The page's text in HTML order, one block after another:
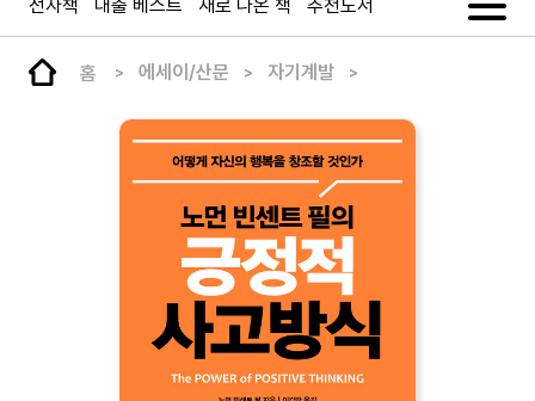
전자책 대출 베스트 새로 나온 책 추천도서
홈 에세이/산문 자기계발